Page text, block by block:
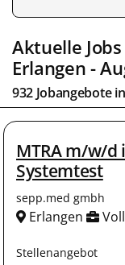
Aktuelle
Erlangen-
932 Jobangebote in
MTRA m/w/
Systemtest
sepp.med gmbh
Erlangen
Stellenangebot